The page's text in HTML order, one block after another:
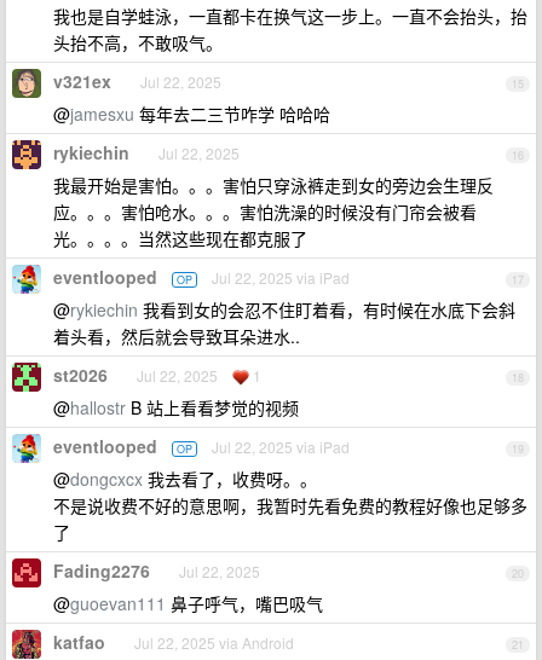
我也是自学蛙泳，一直都卡在换气这一步上。一直不会抬头，抬
头抬不高，不敢吸气。
15
v321ex Jul 22, 2025
@jamesxu 每年去二三节咋学 哈哈哈
16
rykiechin Jul 22, 2025
我最开始是害怕。。。害怕只穿泳裤走到女的旁边会生理反
应。。。害怕呛水。。。害怕洗澡的时候没有门帘会被看
光。。。。当然这些现在都克服了
17
eventlooped OP Jul 22, 2025 via iPad
@rykiechin 我看到女的会忍不住盯着看，有时候在水底下会斜
着头看，然后就会导致耳朵进水..
18
st2026 Jul 22, 2025 1
@hallostr B 站上看看梦觉的视频
19
eventlooped OP Jul 22, 2025 via iPad
@dongcxcx 我去看了，收费呀。。
不是说收费不好的意思啊，我暂时先看免费的教程好像也足够多
了
20
Fading2276 Jul 22, 2025
@guoevan111 鼻子呼气，嘴巴吸气
21
katfao Jul 22, 2025 via Android